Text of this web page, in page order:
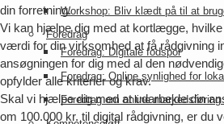
Workshop: Bliv klædt på til at
Foredrag
Foredrag: Digitale fodspor
Foredrag: Online synlighed for
Foredrag om online
din forretning.
Vi kan hjælpe dig med at kortlægge,
værdi for din virksomhed at få rådgivning
ansøgningen for dig med al den
opfylder alle kriterier og krav.
Skal vi hjælpe dig med at udarbejde din
om 100.000 kr. til digital rådgivning, er du